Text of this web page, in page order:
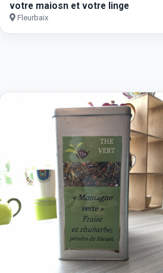
votre maiosn et votre linge
Fleurbaix